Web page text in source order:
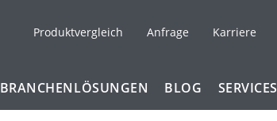
Produktvergleich Anfrage Karriere
BRANCHENLÖSUNGEN BLOG SERVICES